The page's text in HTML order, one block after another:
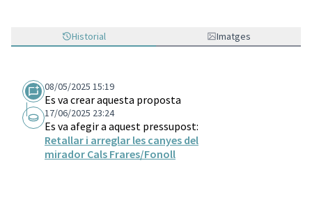
Historial Imatges
08/05/2025 15:19
Es va crear aquesta proposta
17/06/2025 23:24
Es va afegir a aquest pressupost:
Retallar i arreglar les canyes del
mirador Cals Frares/Fonoll